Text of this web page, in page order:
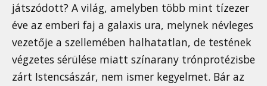
játszódott? A világ, amelyben több mint tízezer
éve az emberi faj a galaxis ura, melynek névleges
vezetője a szellemében halhatatlan, de testének
végzetes sérülése miatt színarany trónprotézisbe
zárt Istencsászár, nem ismer kegyelmet. Bár az